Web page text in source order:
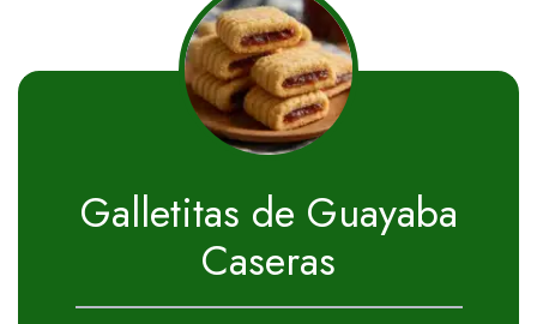
Galletitas de Guayaba
Caseras